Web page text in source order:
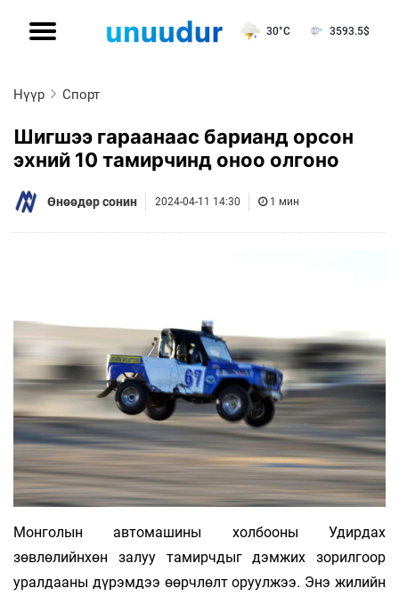
30°C 3593.5$
Нүүр Спорт
Шигшээ гараанаас барианд орсон
эхний 10 тамирчинд оноо олгоно
Өнөөдөр сонин 2024-04-11 14:30 1 мин
Монголын автомашины холбооны Удирдах
зөвлөлийнхөн залуу тамирчдыг дэмжих зорилгоор
уралдааны дүрэмдээ өөрчлөлт оруулжээ. Энэ жилийн